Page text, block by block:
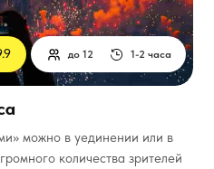
можно в уединении или в
количества зрителей
1-2 часа
до 12